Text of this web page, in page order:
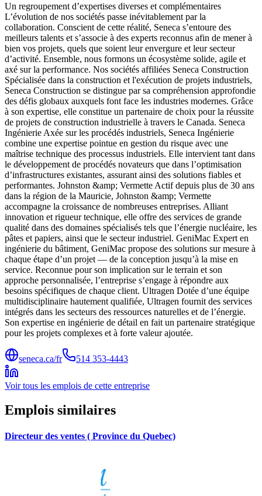
Un regroupement d’expertises diverses et complémentaires
L’évolution de nos sociétés passe inévitablement par la
collaboration. Conscient de cette réalité, Seneca s’entoure des
meilleurs talents et s’associe à des experts reconnus afin de mener à
bien vos projets, quels que soient leur envergure et leur secteur
d’activité. Ensemble, nous formons un écosystème solide, agile et
axé sur la performance. Nos sociétés affiliées Seneca Construction
Spécialisée dans la construction et l'exécution de projets industriels,
Seneca Construction se distingue par sa compréhension approfondie
des défis globaux auxquels font face les industries modernes. Grâce
à son expertise, elle constitue un partenaire de choix pour la réussite
de projets de construction industrielle à travers le Canada. Seneca
Ingénierie Axée sur les procédés industriels, Seneca Ingénierie
combine une expertise pointue en gestion du risque avec une
maîtrise technique des processus industriels. Elle intervient tant dans
le développement de procédés novateurs que dans l’optimisation
d’infrastructures existantes, assurant ainsi des solutions fiables et
performantes. Johnston &amp; Vermette Actif depuis plus de 30 ans
dans la région de la Mauricie, Johnston &amp; Vermette
accompagne la croissance de nombreuses entreprises. Alliant
innovation et rigueur technique, elle offre des services de grande
qualité dans des domaines spécialisés tels que l’énergie nucléaire, les
pâtes et papiers, ainsi que le secteur industriel. GeniMac Expert en
ingénierie du bâtiment, GeniMac propose des solutions sur mesure à
chaque étape d’un projet — de la conception jusqu’à la mise en
service. Reconnue pour son implication sur le terrain et son
approche personnalisée, l’entreprise s’engage à répondre aux
besoins spécifiques de chaque client. Ultragen Dotée d’une équipe
multidisciplinaire hautement qualifiée, Ultragen fournit des services
intégrés dans les secteurs des ressources naturelles et de l’énergie.
Son expertise en ingénierie de détail en fait un partenaire stratégique
pour les projets complexes et à forte valeur ajoutée.
seneca.ca/fr 514 353-4443
Voir tous les emplois de cette entreprise
Emplois similaires
Directeur des ventes ( Province du Quebec)